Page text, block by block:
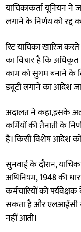
याचिकाकर्ता यूनियन
लगाने के निर्णय को रद्द
रिट याचिका खारिज
का विचार है कि
काम को सुगम बनाने के
ड्यूटी लगाने का आदेश
अदालत ने कहा,इसके
कर्मियों की तैनाती के
है। किसी विशेष आदेश को
सुनवाई के दौरान,
अधिनियम, 1948 की
कर्मचारियों को
सकता है और एलआईसी
नहीं आती।